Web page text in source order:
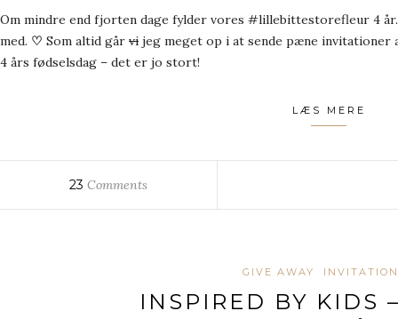
Om mindre end fjorten dage fylder vores #lillebittestorefleur 4
med. ♡ Som altid går vi jeg meget op i at sende pæne invitationer
4 års fødselsdag – det er jo stort!
LÆS MERE
23 Comments
GIVE AWAY
INSPIRED BY KIDS